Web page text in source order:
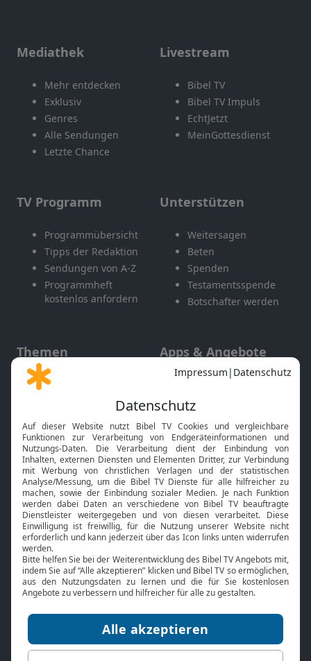
Mediathek
Mehr entdecken
Exklusiv
Genres
Alle Sendungen
Letzte Chance
Livestream
Bibel TV
Bibel TV Impuls
EchtJetzt
MeinGottesdienst
TV Programm
Programmübersicht
Tipps der Redaktion
Sendungen von A-Z
Programmheft
kostenlos anfordern
Unterstützen
Weitersagen
Beten
Spenden
Testamentsspende
Botschafter werden
Themen
Gott und Bibel erklärt
Neuigkeiten
Apps & Angebote
Mobile App
Smart TV
HbbTV
Bibelthek Online-Bibel
Nächster Gottesdienst
Bibel TV
Über uns
Jobs
Mediadaten
Service
Kontakt
TV-Empfang